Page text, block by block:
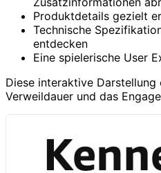
Produktdetails gezielt
Technische
entdecken
Eine spielerische User
Diese interaktive
Verweildauer und das